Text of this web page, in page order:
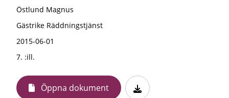
Östlund Magnus
Gästrike Räddningstjänst
2015-06-01
7. :ill.
Öppna dokument